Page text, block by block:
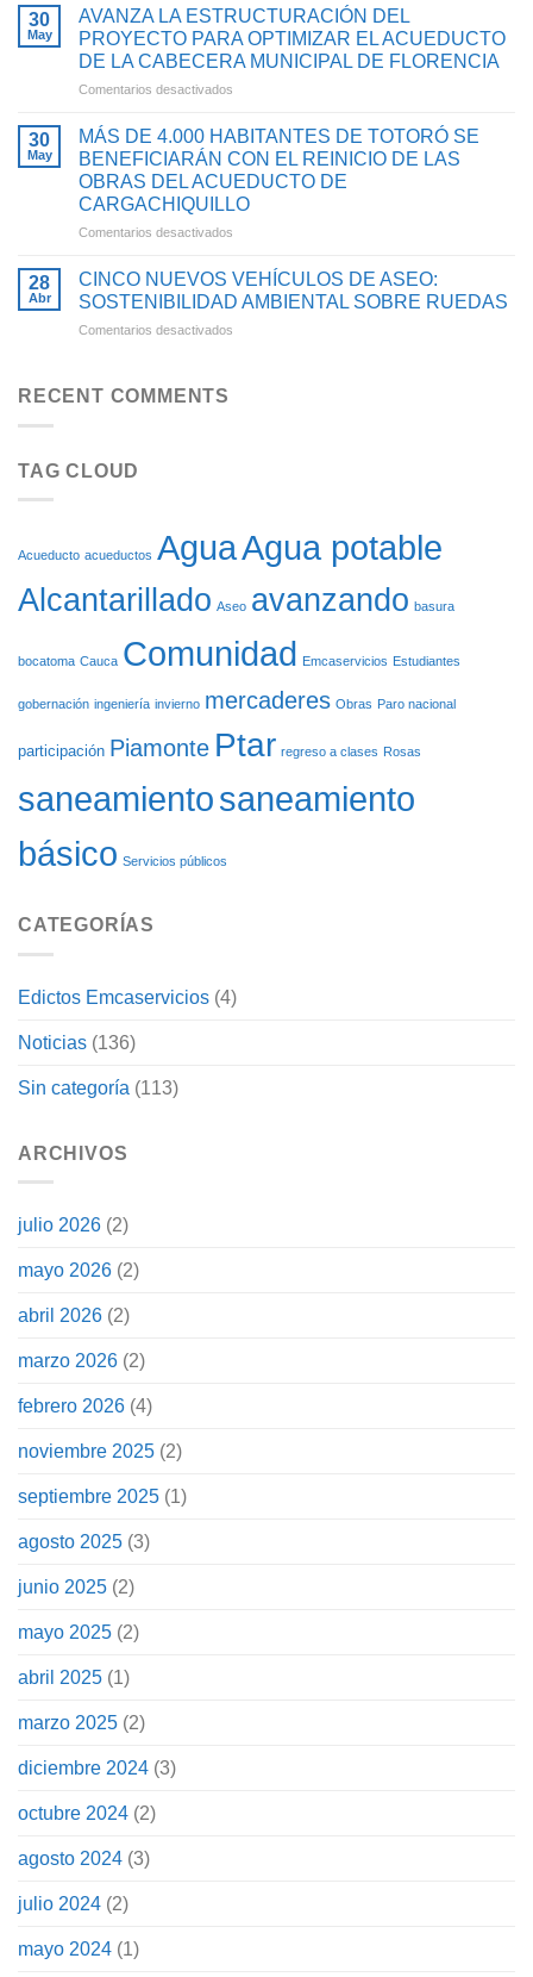
INVERSIONES
QUE
FORTALECEN
EL
AGUA
POTABLE
Y
SANEAMIENTO
BÁSICO
CAUCA
DE
4.900
HABITANTES
DE
BENEFICIARÁN
CON
PROYECTO
PARA
OPTIMIZAR
DE
ACUEDUCTO
30
May
AVANZA LA ESTRUCTURACIÓN DEL
PROYECTO PARA OPTIMIZAR EL ACUEDUCTO
DE LA CABECERA MUNICIPAL DE FLORENCIA
Comentarios desactivados
LA
ESTRUCTURACIÓN
DEL
PROYECTO
PARA
ACUEDUCTO
DE
LA
30
May
MÁS DE 4.000 HABITANTES DE TOTORÓ SE
BENEFICIARÁN CON EL REINICIO DE LAS
OBRAS DEL ACUEDUCTO DE
CARGACHIQUILLO
Comentarios desactivados
DE
4.000
HABITANTES
DEL
ACUEDUCTO
CARGACHIQUILLO
28
Abr
CINCO NUEVOS VEHÍCULOS DE ASEO:
SOSTENIBILIDAD AMBIENTAL SOBRE RUEDAS
Comentarios desactivados
RECENT COMMENTS
TAG CLOUD
Acueducto acueductos AguaAgua potable
Alcantarillado Aseo avanzando basura
bocatoma Cauca Comunidad Emcaservicios Estudiantes
gobernación ingeniería invierno mercaderes Obras Paro nacional
participación Piamonte Ptar regreso a clases Rosas
saneamientosaneamiento
básico Servicios públicos
CATEGORÍAS
Edictos Emcaservicios (4)
Noticias (136)
Sin categoría (113)
ARCHIVOS
julio 2026 (2)
mayo 2026 (2)
abril 2026 (2)
marzo 2026 (2)
febrero 2026 (4)
noviembre 2025 (2)
septiembre 2025 (1)
agosto 2025 (3)
junio 2025 (2)
mayo 2025 (2)
abril 2025 (1)
marzo 2025 (2)
diciembre 2024 (3)
octubre 2024 (2)
agosto 2024 (3)
julio 2024 (2)
mayo 2024 (1)